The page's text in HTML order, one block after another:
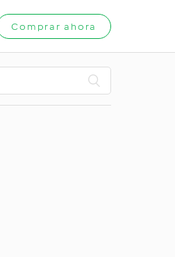
Comprar ahora